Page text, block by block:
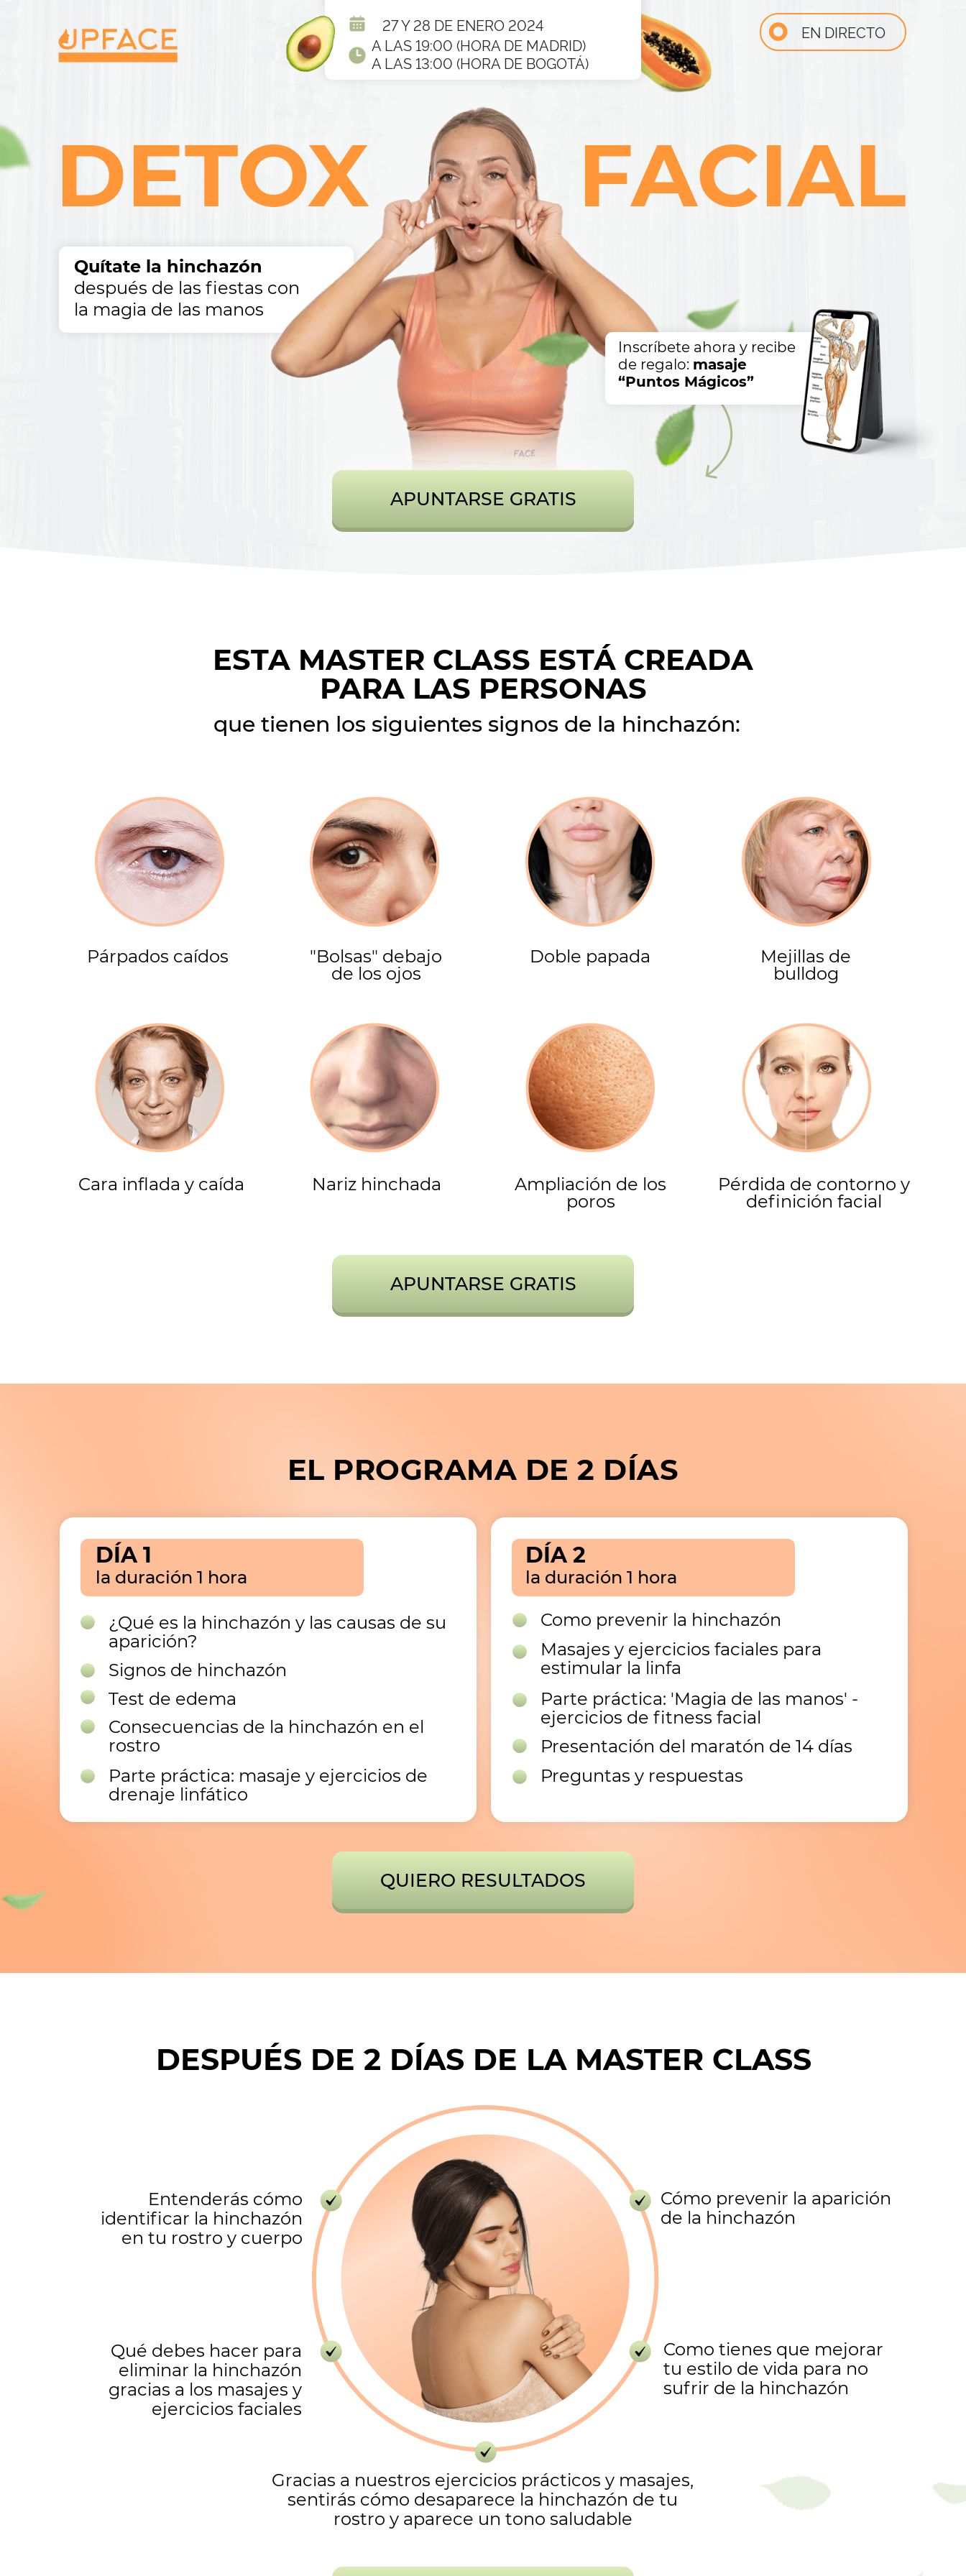
FACIAL
DETOX
27 Y 28 DE ENERO 2024
A LAS 19:00 (HORA DE MADRID)
A LAS 13:00 (HORA DE BOGOTÁ)
Quítate la hinchazón
después de las fiestas con
la magia de las manos
Inscríbete ahora y recibe
de regalo: masaje
“Puntos Mágicos”
EN DIRECTO
APUNTARSE GRATIS
APUNTARSE GRATIS
ESTA MASTER CLASS ESTÁ CREADA
PARA LAS PERSONAS
que tienen los siguientes signos de la hinchazón:
Párpados caídos
"Bolsas" debajo
de los ojos
Doble papada
Mejillas de
bulldog
Cara inflada y caída Nariz hinchada
Ampliación de los
poros
Pérdida de contorno y
definición facial
QUIERO RESULTADOS
EL PROGRAMA DE 2 DÍAS
DÍA 1
la duración 1 hora
DÍA 2
la duración 1 hora
¿Qué es la hinchazón y las causas de su
aparición?
Signos de hinchazón
Test de edema
Consecuencias de la hinchazón en el
rostro
Parte práctica: masaje y ejercicios de
drenaje linfático
Como prevenir la hinchazón
Masajes y ejercicios faciales para
estimular la linfa
Parte práctica: 'Magia de las manos' -
ejercicios de fitness facial
Presentación del maratón de 14 días
Preguntas y respuestas
DESPUÉS DE 2 DÍAS DE LA MASTER CLASS
Entenderás cómo
identificar la hinchazón
en tu rostro y cuerpo
Qué debes hacer para
eliminar la hinchazón
gracias a los masajes y
ejercicios faciales
Gracias a nuestros ejercicios prácticos y masajes,
sentirás cómo desaparece la hinchazón de tu
rostro y aparece un tono saludable
Como tienes que mejorar
tu estilo de vida para no
sufrir de la hinchazón
Cómo prevenir la aparición
de la hinchazón